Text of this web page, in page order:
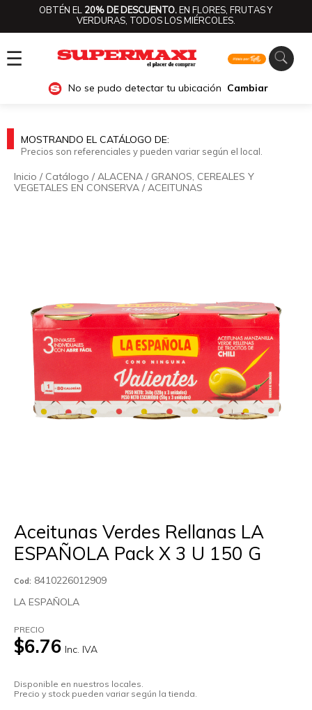
OBTÉN EL 20% DE DESCUENTO.EN FLORES, FRUTAS Y
VERDURAS, TODOS LOS MIÉRCOLES.
☰
No se pudo detectar tu ubicación Cambiar
MOSTRANDO EL CATÁLOGO DE:
Precios son referenciales y pueden variar según el local.
Inicio / Catálogo /ALACENA / GRANOS, CEREALES Y
VEGETALES EN CONSERVA /ACEITUNAS
Aceitunas Verdes Rellanas LA
ESPAÑOLA Pack X 3 U 150 G
Cod: 8410226012909
LA ESPAÑOLA
PRECIO
$6.76 Inc. IVA
Disponible en nuestros locales.
Precio y stock pueden variar según la tienda.